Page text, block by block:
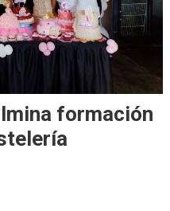
formación